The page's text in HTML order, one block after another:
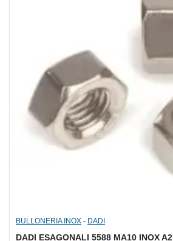
BULLONERIA INOX - DADI
DADI ESAGONALI 5588 MA10 INOX A2